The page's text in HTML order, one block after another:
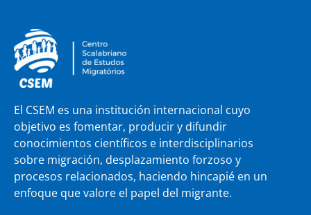
El CSEM es una institución internacional cuyo
objetivo es fomentar, producir y difundir
conocimientos científicos e interdisciplinarios
sobre migración, desplazamiento forzoso y
procesos relacionados, haciendo hincapié en un
enfoque que valore el papel del migrante.